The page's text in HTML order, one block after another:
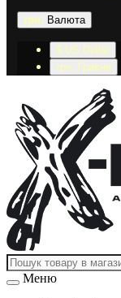
грн. Валюта
$ US Dollar
грн. Гривна
Меню